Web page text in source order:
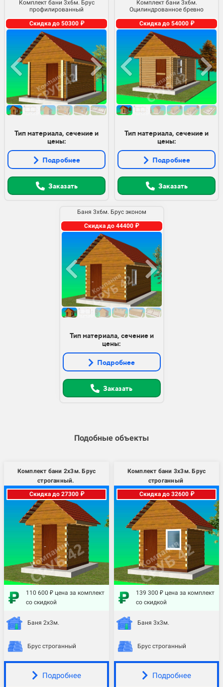
Комплект бани 3х6м. Брус
профилированный
Скидка до 50300 ₽
Тип материала, сечение и
цены:
Подробнее
Заказать
Комплект бани 3х6м.
Оцилиндрованное бревно
Скидка до 54000 ₽
Тип материала, сечение и
цены:
Подробнее
Заказать
Баня 3х6м. Брус эконом
Скидка до 44400 ₽
Тип материала, сечение и
цены:
Подробнее
Заказать
Подобные объекты
Комплект бани 2х3м. Брус
строганный.
Скидка до 27300 ₽
110 600 ₽ цена за комплект
со скидкой
Баня 2х3м.
Брус строганный
Подробнее
Комплект бани 3х3м. Брус
строганный
Скидка до 32600 ₽
139 300 ₽ цена за комплект
со скидкой
Баня 3х3м.
Брус строганный
Подробнее